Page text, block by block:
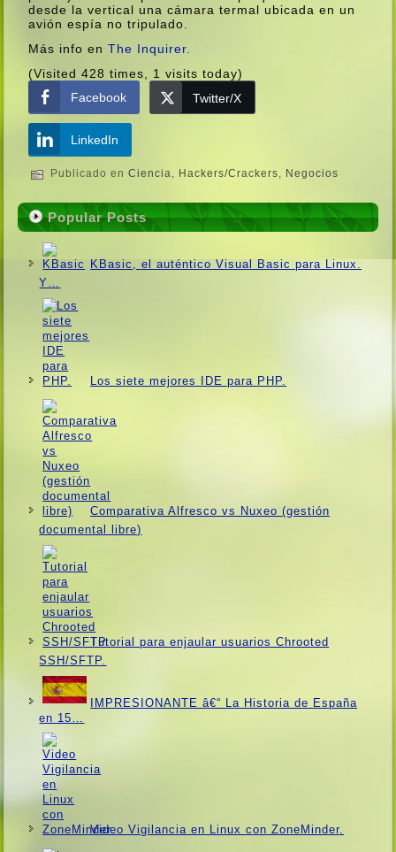
desde la vertical una cámara termal ubicada en un
avión espí­a no tripulado.
Más info enThe Inquirer.
(Visited 428 times, 1 visits today)
Facebook
Twitter/X
LinkedIn
Publicado en Ciencia, Hackers/Crackers, Negocios
Popular Posts
KBasic, el auténtico Visual Basic para Linux.
Y…
Los siete mejores IDE para PHP.
Comparativa Alfresco vs Nuxeo (gestión
documental libre)
Tutorial para enjaular usuarios Chrooted
SSH/SFTP.
IMPRESIONANTE â€“ La Historia de España
en 15…
Video Vigilancia en Linux con ZoneMinder.